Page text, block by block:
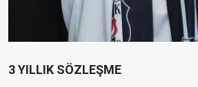
3 YILLIK SÖZLEŞME